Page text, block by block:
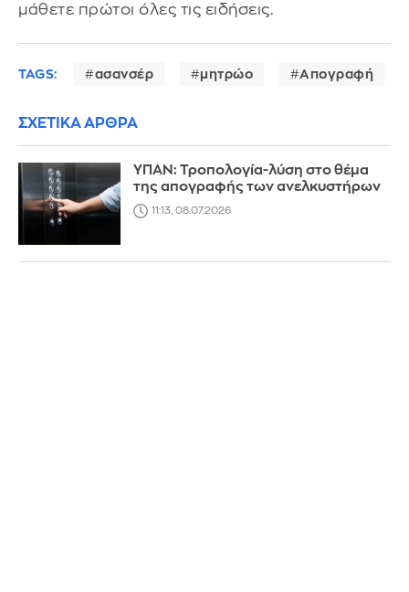
μάθετε πρώτοι όλες τις ειδήσεις.
TAGS: ασανσέρ μητρώο Απογραφή
ΣΧΕΤΙΚΑ ΑΡΘΡΑ
ΥΠΑΝ: Τροπολογία-λύση στο θέμα
της απογραφής των ανελκυστήρων
11:13, 08.07.2026